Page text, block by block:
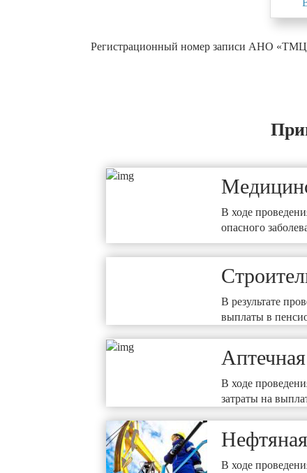
Регистрационный номер записи АНО
В ходе
опасного
В результате
выплаты в
В ходе
затраты на
В ходе